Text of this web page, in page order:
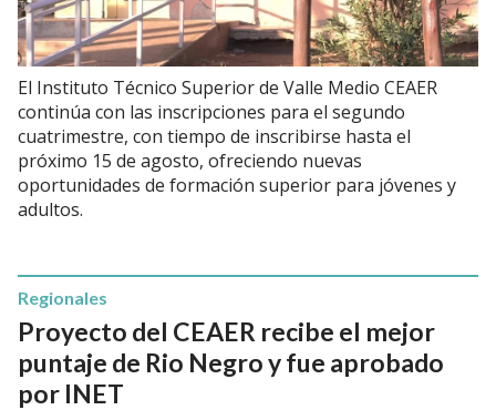
El Instituto Técnico Superior de Valle Medio CEAER
continúa con las inscripciones para el segundo
cuatrimestre, con tiempo de inscribirse hasta el
próximo 15 de agosto, ofreciendo nuevas
oportunidades de formación superior para jóvenes y
adultos.
Proyecto del CEAER recibe el mejor
puntaje de Rio Negro y fue aprobado
por INET
Regionales